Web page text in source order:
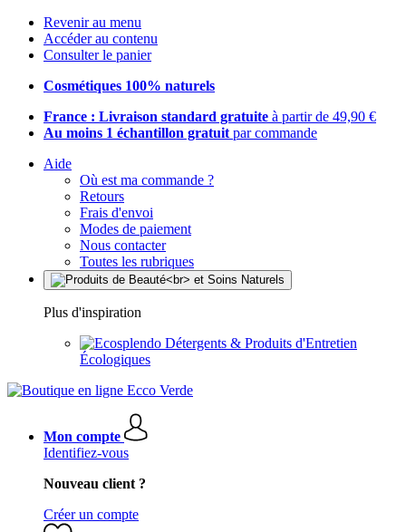
Revenir au menu
Accéder au contenu
Consulter le panier
Cosmétiques 100% naturels
France : Livraison standard gratuite à partir de 49,90 €
Au moins 1 échantillon gratuit par commande
Aide
Où est ma commande ?
Retours
Frais d'envoi
Modes de paiement
Nous contacter
Toutes les rubriques
Plus d'inspiration
Détergents & Produits d'Entretien
Écologiques
Mon compte
Identifiez-vous
Nouveau client ?
Créer un compte